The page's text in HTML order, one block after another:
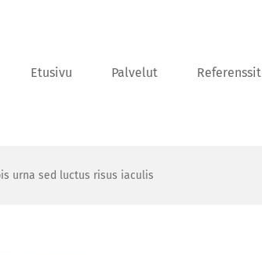
Etusivu Palvelut Referenssit
urna sed luctus risus iaculis